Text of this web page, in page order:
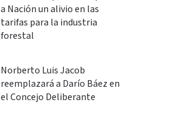
a Nación un alivio en las
tarifas para la industria
forestal
Norberto Luis Jacob
reemplazará a Darío Báez en
el Concejo Deliberante